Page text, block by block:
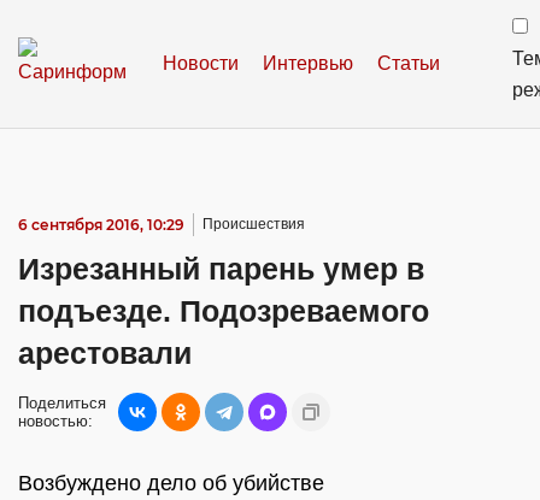
Новости Интервью Статьи
6 сентября 2016, 10:29 Происшествия
Изрезанный парень умер в
подъезде. Подозреваемого
арестовали
Поделиться
новостью:
Возбуждено дело об убийстве